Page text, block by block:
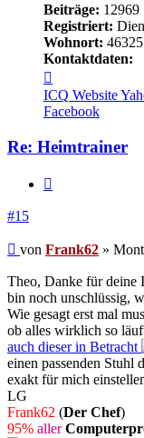
Beiträge: 12969
Registriert:
Wohnort:
Kontaktdaten:
von
Frank62
ICQ Website
Facebook
Re: Heimtrainer
#15
Beitrag
von Frank62 »
Theo, Danke für deine
bin noch unschlüssig,
Wie gesagt erst mal
ob alles wirklich so
auch dieser in Betracht
einen passenden Stuhl
exakt für mich
LG
Frank62 (Der Chef)
95% aller